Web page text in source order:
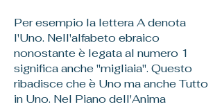
Per esempio la lettera A denota
l'Uno. Nell'alfabeto ebraico
nonostante è legata al numero 1
significa anche "migliaia". Questo
ribadisce che è Uno ma anche Tutto
in Uno. Nel Piano dell'Anima